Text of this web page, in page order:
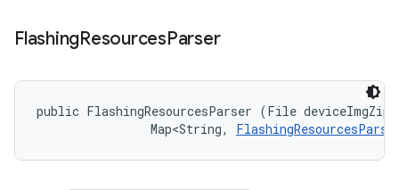
FlashingResourcesParser
public FlashingResourcesParser (File
                Map<String,